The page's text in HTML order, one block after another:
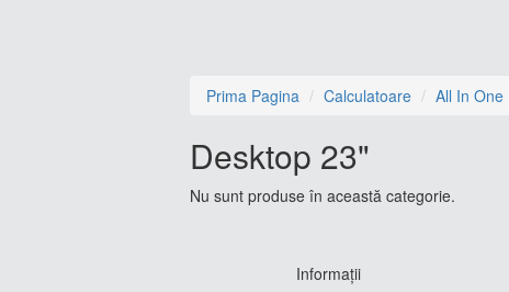
Prima Pagina Calculatoare All In One
Desktop 23"
Nu sunt produse în această categorie.
Informaţii